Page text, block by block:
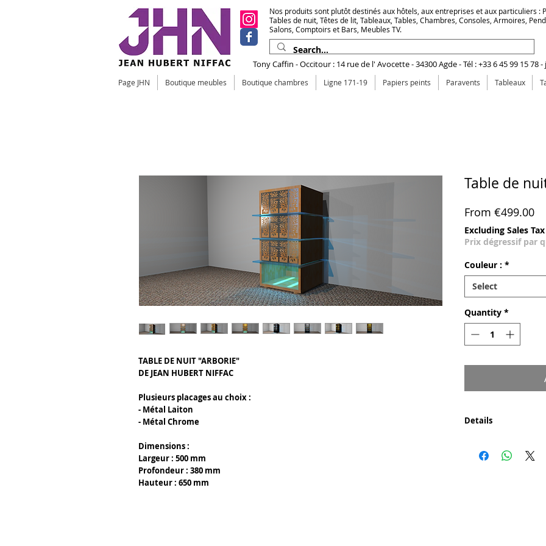
Nos produits sont plutôt destinés aux hôtels, aux entreprises et aux particuliers :
Tables de nuit, Têtes de lit, Tableaux, Tables, Chambres, Consoles, Armoires,
Salons, Comptoirs et Bars, Meubles TV.
Tony Caffin - Occitour : 14 rue de l' Avocette - 34300 Agde - Tél : +33 6 45 99 15 78 -
Page JHN Boutique meubles Boutique chambres Ligne 171-19 Papiers peints Paravents Tableaux
TABLE DE NUIT "ARBORIE"
DE JEAN HUBERT NIFFAC
Plusieurs placages au choix :
- Métal Laiton
- Métal Chrome
Dimensions :
Largeur : 500 mm
Profondeur : 380 mm
Hauteur : 650 mm
Table de
From €499.00
Excluding Sales Tax
Prix dégressif par
Couleur : *
Select
Quantity *
Details
- Bois naturel (au